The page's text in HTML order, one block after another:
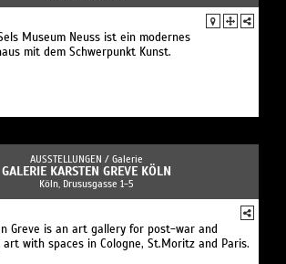
Museum Neuss ist ein modernes
mit dem Schwerpunkt Kunst.
AUSSTELLUNGEN / Galerie
GALERIE KARSTEN GREVE KÖLN
Köln, Drususgasse 1-5
Greve is an art gallery for post-war and
with spaces in Cologne, St.Moritz and Paris.